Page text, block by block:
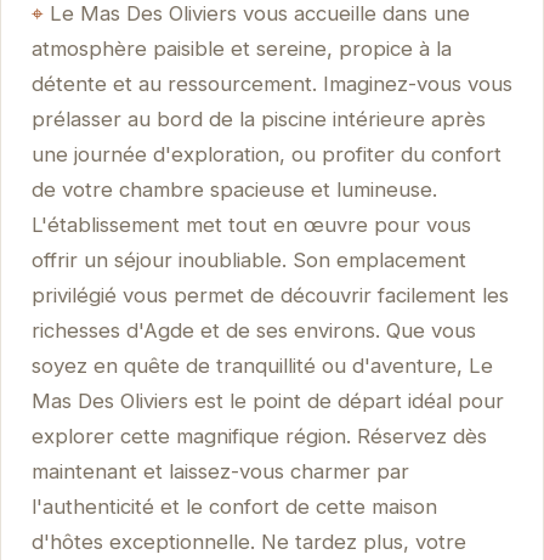
Le Mas Des Oliviers vous accueille dans une
atmosphère paisible et sereine, propice à la
détente et au ressourcement. Imaginez-vous vous
prélasser au bord de la piscine intérieure après
une journée d'exploration, ou profiter du confort
de votre chambre spacieuse et lumineuse.
L'établissement met tout en œuvre pour vous
offrir un séjour inoubliable. Son emplacement
privilégié vous permet de découvrir facilement les
richesses d'Agde et de ses environs. Que vous
soyez en quête de tranquillité ou d'aventure, Le
Mas Des Oliviers est le point de départ idéal pour
explorer cette magnifique région. Réservez dès
maintenant et laissez-vous charmer par
l'authenticité et le confort de cette maison
d'hôtes exceptionnelle. Ne tardez plus, votre